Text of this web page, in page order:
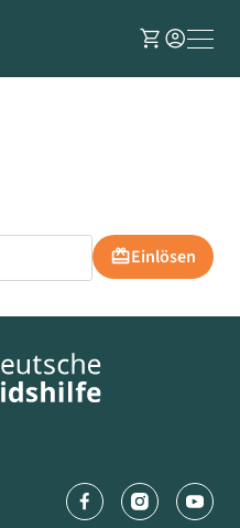
shopping_cartaccount_circle
redeemEinlösen